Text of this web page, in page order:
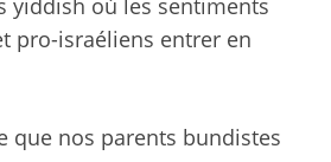
pro-israéliens entrer en
que nos parents bundistes